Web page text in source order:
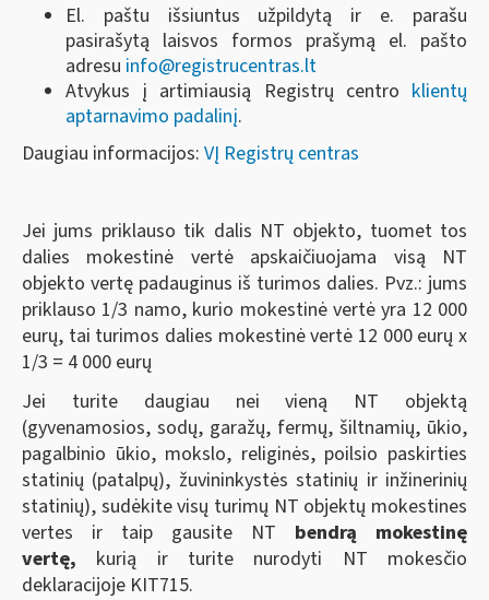
El. paštu išsiuntus užpildytą ir e. parašu
pasirašytą laisvos formos prašymą el. pašto
adresu info@registrucentras.lt
Atvykus į artimiausią Registrų centro klientų
aptarnavimo padalinį.
Daugiau informacijos: VĮ Registrų centras
Jei jums priklauso tik dalis NT objekto, tuomet tos
dalies mokestinė vertė apskaičiuojama visą NT
objekto vertę padauginus iš turimos dalies. Pvz.: jums
priklauso 1/3 namo, kurio mokestinė vertė yra 12 000
eurų, tai turimos dalies mokestinė vertė 12 000 eurų x
1/3 = 4 000 eurų
Jei turite daugiau nei vieną NT objektą
(gyvenamosios, sodų, garažų, fermų, šiltnamių, ūkio,
pagalbinio ūkio, mokslo, religinės, poilsio paskirties
statinių (patalpų), žuvininkystės statinių ir inžinerinių
statinių), sudėkite visų turimų NT objektų mokestines
vertes ir taip gausite NT bendrą mokestinę
vertę, kurią ir turite nurodyti NT mokesčio
deklaracijoje KIT715.